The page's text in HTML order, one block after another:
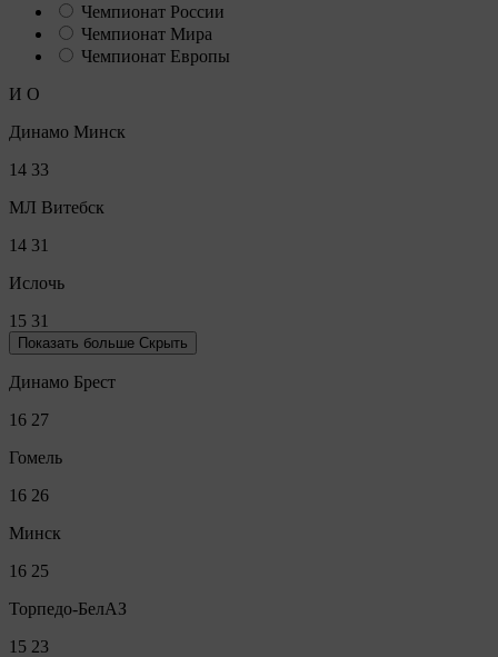
Чемпионат России
Чемпионат Мира
Чемпионат Европы
И О
Динамо Минск
14 33
МЛ Витебск
14 31
Ислочь
15 31
Показать больше Скрыть
Динамо Брест
16 27
Гомель
16 26
Минск
16 25
Торпедо-БелАЗ
15 23